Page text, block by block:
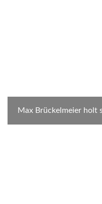
Max Brückelmeier holt